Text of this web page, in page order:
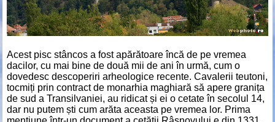
Acest pisc stâncos a fost apărătoare încă de pe vremea
dacilor, cu mai bine de două mii de ani în urmă, cum o
dovedesc descoperiri arheologice recente. Cavalerii teutoni,
tocmiți prin contract de monarhia maghiară să apere granița
de sud a Transilvaniei, au ridicat și ei o cetate în secolul 14,
dar nu putem ști cum arăta aceasta pe vremea lor. Prima